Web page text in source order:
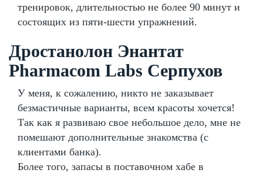
тренировок, длительностью не более 90 минут и
состоящих из пяти-шести упражнений.
Дростанолон Энантат
Pharmacom Labs Серпухов
У меня, к сожалению, никто не заказывает
безмастичные варианты, всем красоты хочется!
Так как я развиваю свое небольшое дело, мне не
помешают дополнительные знакомства (с
клиентами банка).
Более того, запасы в поставочном хабе в